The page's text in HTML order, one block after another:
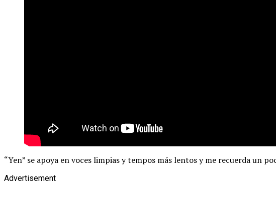
“Yen” se apoya en voces limpias y tempos más lentos y me recuerda un
Advertisement